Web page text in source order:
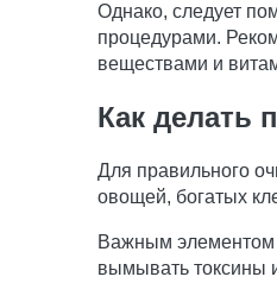
Однако, следует
процедурами.
веществами и
Как делать
Для правильного
овощей, богатых
Важным элементом
вымывать токсины